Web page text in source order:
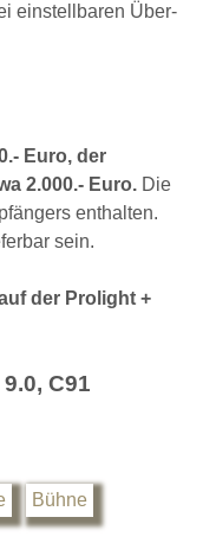
einstellbaren Über-
Euro, der
2.000.- Euro. Die
enthalten.
sein.
der Prolight +
C91
Bühne